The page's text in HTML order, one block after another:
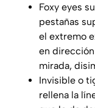
Foxy eyes
pestañas
el extremo
en
mirada,
Invisible o
rellena la